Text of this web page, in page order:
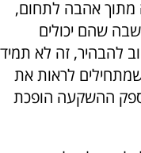
מתוך אהבה לתחום,
שהם יכולים
להבהיר, זה לא תמיד
לראות את
ההשקעה הופכת